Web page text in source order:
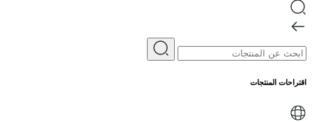
اقتراحات المنتجات